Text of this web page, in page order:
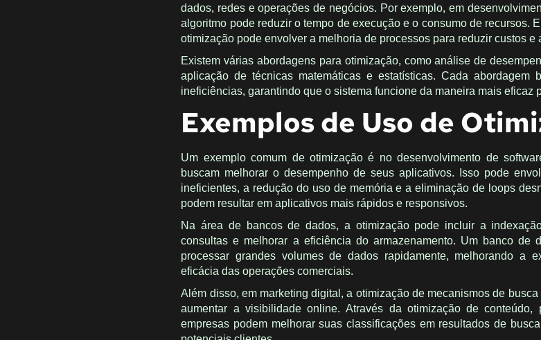
dados, redes e operações de negócios. Por exemplo, em
algoritmo pode reduzir o tempo de execução e o consumo de recursos.
otimização pode envolver a melhoria de processos para reduzir custos
Existem várias abordagens para otimização, como análise de
aplicação de técnicas matemáticas e estatísticas. Cada abordagem
ineficiências, garantindo que o sistema funcione da maneira mais eficaz
Exemplos de Uso de
Um exemplo comum de otimização é no desenvolvimento de
buscam melhorar o desempenho de seus aplicativos. Isso pode
ineficientes, a redução do uso de memória e a eliminação de loops
podem resultar em aplicativos mais rápidos e responsivos.
Na área de bancos de dados, a otimização pode incluir a
consultas e melhorar a eficiência do armazenamento. Um banco de
processar grandes volumes de dados rapidamente, melhorando a
eficácia das operações comerciais.
Além disso, em marketing digital, a otimização de mecanismos de
aumentar a visibilidade online. Através da otimização de
empresas podem melhorar suas classificações em resultados de